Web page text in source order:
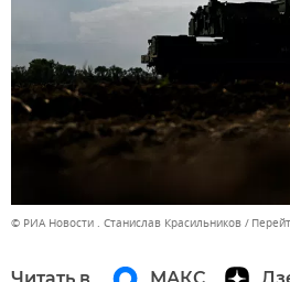
© РИА Новости . Станислав Красильников